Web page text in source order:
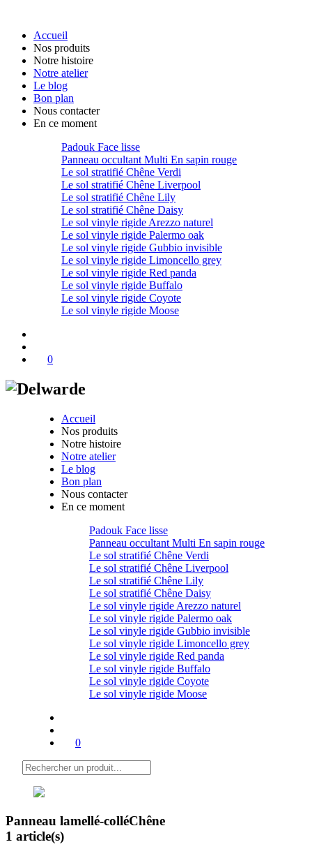
Accueil
Nos produits
Notre histoire
Notre atelier
Le blog
Bon plan
Nous contacter
En ce moment
Padouk Face lisse
Panneau occultant Multi En sapin rouge
Le sol stratifié Chêne Verdi
Le sol stratifié Chêne Liverpool
Le sol stratifié Chêne Lily
Le sol stratifié Chêne Daisy
Le sol vinyle rigide Arezzo naturel
Le sol vinyle rigide Palermo oak
Le sol vinyle rigide Gubbio invisible
Le sol vinyle rigide Limoncello grey
Le sol vinyle rigide Red panda
Le sol vinyle rigide Buffalo
Le sol vinyle rigide Coyote
Le sol vinyle rigide Moose
0
Accueil
Nos produits
Notre histoire
Notre atelier
Le blog
Bon plan
Nous contacter
En ce moment
Padouk Face lisse
Panneau occultant Multi En sapin rouge
Le sol stratifié Chêne Verdi
Le sol stratifié Chêne Liverpool
Le sol stratifié Chêne Lily
Le sol stratifié Chêne Daisy
Le sol vinyle rigide Arezzo naturel
Le sol vinyle rigide Palermo oak
Le sol vinyle rigide Gubbio invisible
Le sol vinyle rigide Limoncello grey
Le sol vinyle rigide Red panda
Le sol vinyle rigide Buffalo
Le sol vinyle rigide Coyote
Le sol vinyle rigide Moose
0
Panneau lamellé-colléChêne
1 article(s)